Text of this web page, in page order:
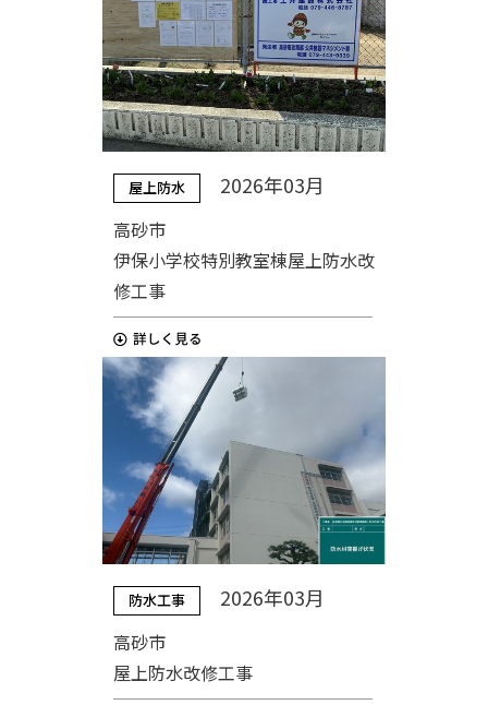
屋上防水 2026年03月
高砂市
伊保小学校特別教室棟屋上防水改
修工事
防水工事 2026年03月
高砂市
屋上防水改修工事